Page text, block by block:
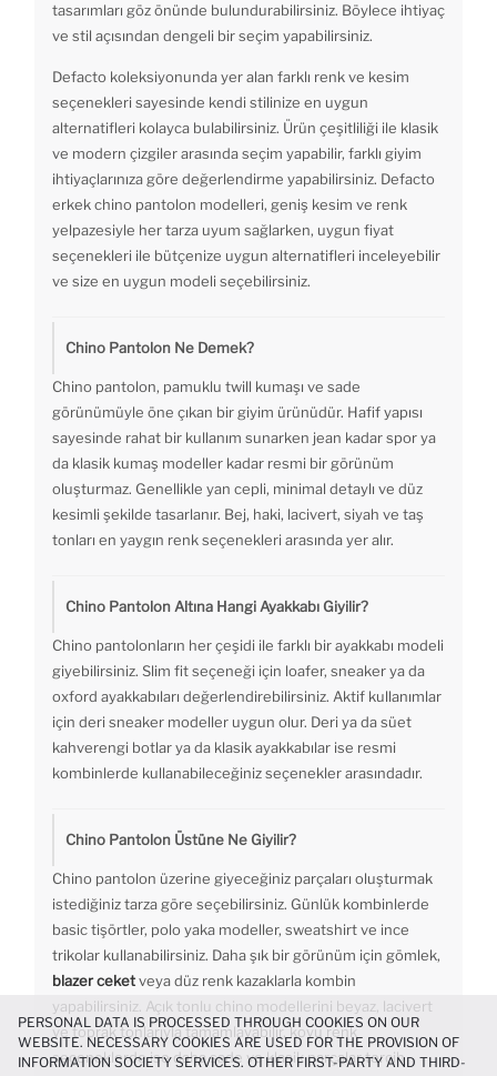
tasarımları göz önünde bulundurabilirsiniz. Böylece ihtiyaç
ve stil açısından dengeli bir seçim yapabilirsiniz.
Defacto koleksiyonunda yer alan farklı renk ve kesim
seçenekleri sayesinde kendi stilinize en uygun
alternatifleri kolayca bulabilirsiniz. Ürün çeşitliliği ile klasik
ve modern çizgiler arasında seçim yapabilir, farklı giyim
ihtiyaçlarınıza göre değerlendirme yapabilirsiniz. Defacto
erkek chino pantolon modelleri, geniş kesim ve renk
yelpazesiyle her tarza uyum sağlarken, uygun fiyat
seçenekleri ile bütçenize uygun alternatifleri inceleyebilir
ve size en uygun modeli seçebilirsiniz.
Chino Pantolon Ne Demek?
Chino pantolon, pamuklu twill kumaşı ve sade
görünümüyle öne çıkan bir giyim ürünüdür. Hafif yapısı
sayesinde rahat bir kullanım sunarken jean kadar spor ya
da klasik kumaş modeller kadar resmi bir görünüm
oluşturmaz. Genellikle yan cepli, minimal detaylı ve düz
kesimli şekilde tasarlanır. Bej, haki, lacivert, siyah ve taş
tonları en yaygın renk seçenekleri arasında yer alır.
Chino Pantolon Altına Hangi Ayakkabı Giyilir?
Chino pantolonların her çeşidi ile farklı bir ayakkabı modeli
giyebilirsiniz. Slim fit seçeneği için loafer, sneaker ya da
oxford ayakkabıları değerlendirebilirsiniz. Aktif kullanımlar
için deri sneaker modeller uygun olur. Deri ya da süet
kahverengi botlar ya da klasik ayakkabılar ise resmi
kombinlerde kullanabileceğiniz seçenekler arasındadır.
Chino Pantolon Üstüne Ne Giyilir?
Chino pantolon üzerine giyeceğiniz parçaları oluşturmak
istediğiniz tarza göre seçebilirsiniz. Günlük kombinlerde
basic tişörtler, polo yaka modeller, sweatshirt ve ince
trikolar kullanabilirsiniz. Daha şık bir görünüm için gömlek,
blazer ceketveya düz renk kazaklarla kombin
yapabilirsiniz. Açık tonlu chino modellerini beyaz, lacivert
ve toprak tonlarıyla tamamlayabilir, koyu renk
seçeneklerde ise daha sade ve klasik parçalar tercih
PERSONAL DATA IS PROCESSED THROUGH COOKIES ON OUR
WEBSITE. NECESSARY COOKIES ARE USED FOR THE PROVISION OF
INFORMATION SOCIETY SERVICES. OTHER FIRST-PARTY AND THIRD-